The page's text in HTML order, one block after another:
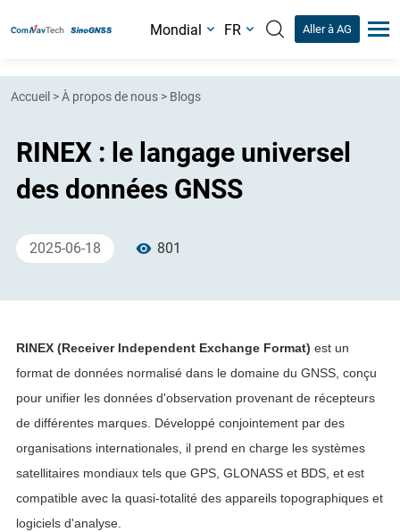
Mondial FR Aller à AG
Accueil >À propos de nous > Blogs
RINEX : le langage universel
des données GNSS
2025-06-18 801
RINEX (Receiver Independent Exchange Format) est un
format de données normalisé dans le domaine du GNSS, conçu
pour unifier les données d'observation provenant de récepteurs
de différentes marques. Développé conjointement par des
organisations internationales, il prend en charge les systèmes
satellitaires mondiaux tels que GPS, GLONASS et BDS, et est
compatible avec la quasi-totalité des appareils topographiques et
logiciels d'analyse.